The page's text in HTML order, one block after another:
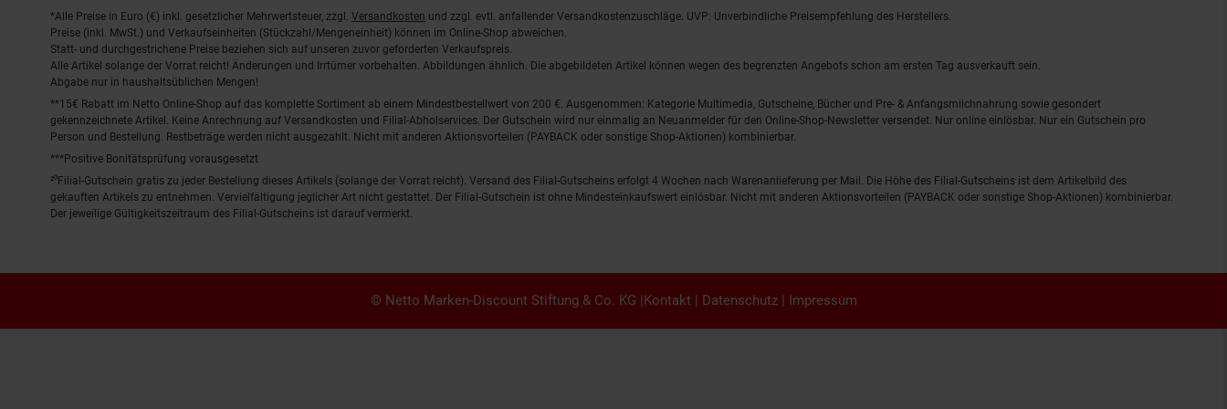
Fußnoten
*Alle Preise in Euro (€) inkl. gesetzlicher Mehrwertsteuer, zzgl. Versandkosten und zzgl. evtl. anfallender Versandkostenzuschläge. UVP: Unverbindliche Preisempfehlung des Herstellers.
Preise (inkl. MwSt.) und Verkaufseinheiten (Stückzahl/Mengeneinheit) können im Online-Shop abweichen.
Statt- und durchgestrichene Preise beziehen sich auf unseren zuvor geforderten Verkaufspreis.
Alle Artikel solange der Vorrat reicht! Änderungen und Irrtümer vorbehalten. Abbildungen ähnlich. Die abgebildeten Artikel können wegen des begrenzten Angebots schon am ersten Tag ausverkauft sein.
Abgabe nur in haushaltsüblichen Mengen!
**15€ Rabatt im Netto Online-Shop auf das komplette Sortiment ab einem Mindestbestellwert von 200 €. Ausgenommen: Kategorie Multimedia, Gutscheine, Bücher und Pre- & Anfangsmilchnahrung sowie gesondert
gekennzeichnete Artikel. Keine Anrechnung auf Versandkosten und Filial-Abholservices. Der Gutschein wird nur einmalig an Neuanmelder für den Online-Shop-Newsletter versendet. Nur online einlösbar. Nur ein Gutschein pro
Person und Bestellung. Restbeträge werden nicht ausgezahlt. Nicht mit anderen Aktionsvorteilen (PAYBACK oder sonstige Shop-Aktionen) kombinierbar.
***Positive Bonitätsprüfung vorausgesetzt
²⁰Filial-Gutschein gratis zu jeder Bestellung dieses Artikels (solange der Vorrat reicht). Versand des Filial-Gutscheins erfolgt 4 Wochen nach Warenanlieferung per Mail. Die Höhe des Filial-Gutscheins ist dem Artikelbild des
gekauften Artikels zu entnehmen. Vervielfältigung jeglicher Art nicht gestattet. Der Filial-Gutschein ist ohne Mindesteinkaufswert einlösbar. Nicht mit anderen Aktionsvorteilen (PAYBACK oder sonstige Shop-Aktionen) kombinierbar.
Der jeweilige Gültigkeitszeitraum des Filial-Gutscheins ist darauf vermerkt.
© Netto Marken-Discount Stiftung & Co. KG |Kontakt | Datenschutz| Impressum